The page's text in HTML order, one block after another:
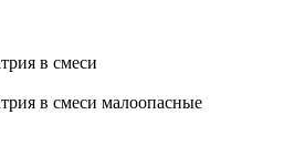
в смеси
в смеси малоопасные